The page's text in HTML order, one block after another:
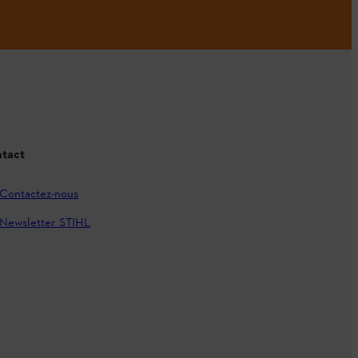
Contactez-nous
Newsletter STIHL